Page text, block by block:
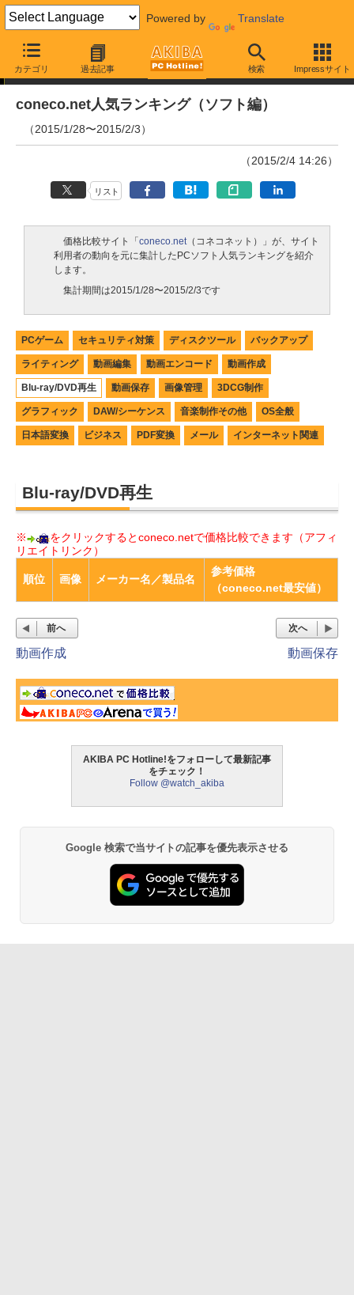
Powered by Translate
カテゴリ 過去記事 検索 Impressサイト
ランキング
coneco.net人気ランキング（ソフト編）
（2015/1/28〜2015/2/3）
（2015/2/4 14:26）
リスト
価格比較サイト「 coneco.net（コネコネット）」が、サイト
利用者の動向を元に集計したPCソフト人気ランキングを紹介
します。
集計期間は2015/1/28〜2015/2/3です
PCゲーム セキュリティ対策 ディスクツール バックアップ
ライティング 動画編集 動画エンコード 動画作成
Blu-ray/DVD再生 動画保存 画像管理 3DCG制作
グラフィック DAW/シーケンス 音楽制作その他 OS全般
日本語変換 ビジネス PDF変換 メール インターネット関連
Blu-ray/DVD再生
※
をクリックするとconeco.netで価格比較できます（アフィ
リエイトリンク）
順位 画像 メーカー名／製品名
参考価格
（coneco.net最安値）
前へ
動画作成
次へ
動画保存
AKIBA PC Hotline!をフォローして最新記事
をチェック！
Follow @watch_akiba
Google 検索で当サイトの記事を優先表示させる